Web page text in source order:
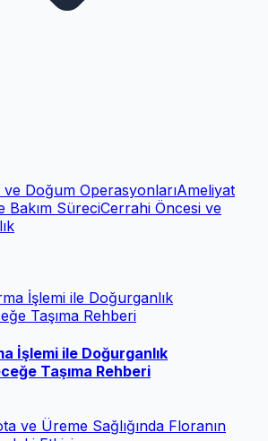
Doğum OperasyonlarıAmeliyat
Bakım SüreciCerrahi Öncesi ve
İşlemi ile Doğurganlık
Taşıma Rehberi